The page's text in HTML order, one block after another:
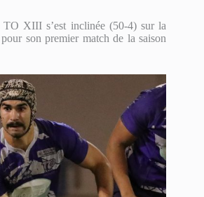
XIII s’est inclinée (50-4) sur la
son premier match de la saison